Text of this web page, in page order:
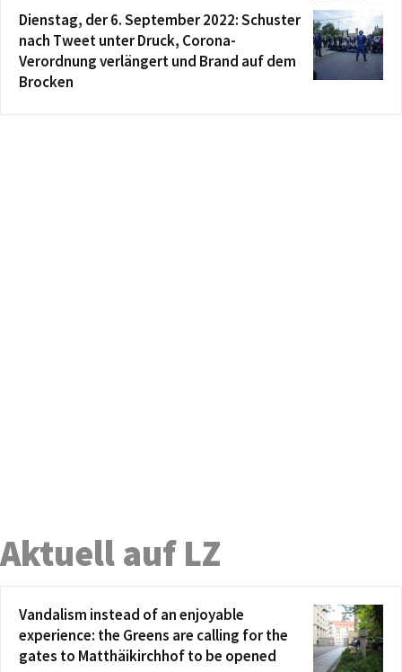
Dienstag, der 6. September 2022: Schuster
nach Tweet unter Druck, Corona-
Verordnung verlängert und Brand auf dem
Brocken
Aktuell auf LZ
Vandalism instead of an enjoyable
experience: the Greens are calling for the
gates to Matthäikirchhof to be opened